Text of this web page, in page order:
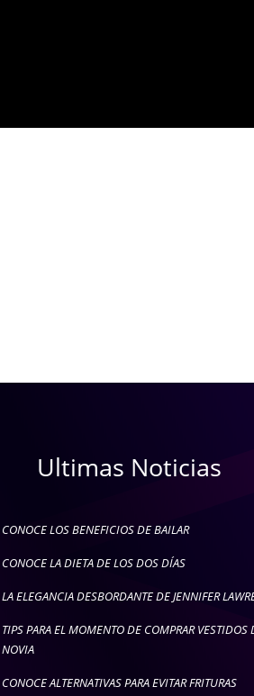
Ultimas Noticias
CONOCE LOS BENEFICIOS DE BAILAR
CONOCE LA DIETA DE LOS DOS DÍAS
LA ELEGANCIA DESBORDANTE DE JENNIFER
TIPS PARA EL MOMENTO DE COMPRAR VESTIDOS
NOVIA
CONOCE ALTERNATIVAS PARA EVITAR FRITURAS